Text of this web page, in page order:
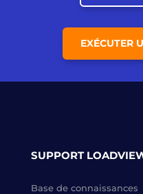
EXÉCUTER
SUPPORT
Base de connaissances